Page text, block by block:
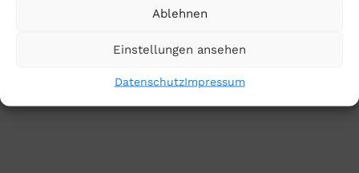
Ablehnen
Einstellungen ansehen
DatenschutzImpressum